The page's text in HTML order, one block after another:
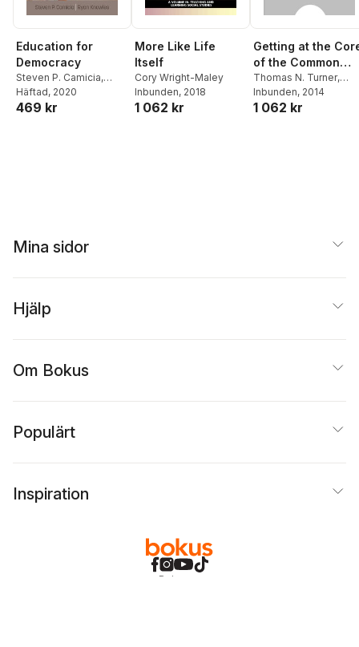
Education for
Democracy
Steven P. Camicia,
Ryan Knowles
Häftad, 2020
469 kr
More Like Life
Itself
Cory Wright-Maley
Inbunden, 2018
1 062 kr
Getting at the
of the Common
Core with Social
Studies
Thomas N. Turner,
Jeremiah C. Clabough
William Cole
Inbunden, 2014
1 062 kr
Mina sidor
Hjälp
Om Bokus
Populärt
Inspiration
Bokus